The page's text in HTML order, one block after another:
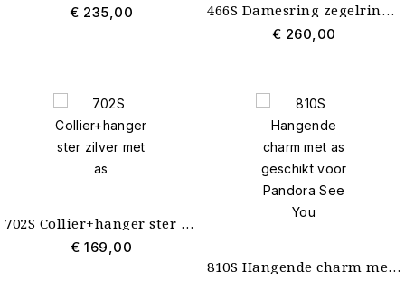
€ 235,00 466S Damesring zegelring met vingerafdruk in relief en as
€ 260,00
702S Collier+hanger ster zilver met as
€ 169,00
810S Hangende charm met as geschikt voor Pandora See You